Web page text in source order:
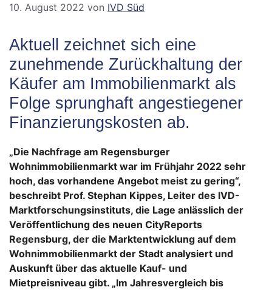
10. August 2022 von IVD Süd
Aktuell zeichnet sich eine
zunehmende Zurückhaltung der
Käufer am Immobilienmarkt als
Folge sprunghaft angestiegener
Finanzierungskosten ab.
„Die Nachfrage am Regensburger
Wohnimmobilienmarkt war im Frühjahr 2022 sehr
hoch, das vorhandene Angebot meist zu gering“,
beschreibt Prof. Stephan Kippes, Leiter des IVD-
Marktforschungsinstituts, die Lage anlässlich der
Veröffentlichung des neuen CityReports
Regensburg, der die Marktentwicklung auf dem
Wohnimmobilienmarkt der Stadt analysiert und
Auskunft über das aktuelle Kauf- und
Mietpreisniveau gibt. „Im Jahresvergleich bis